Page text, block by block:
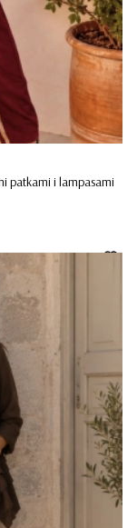
patkami i lampasami